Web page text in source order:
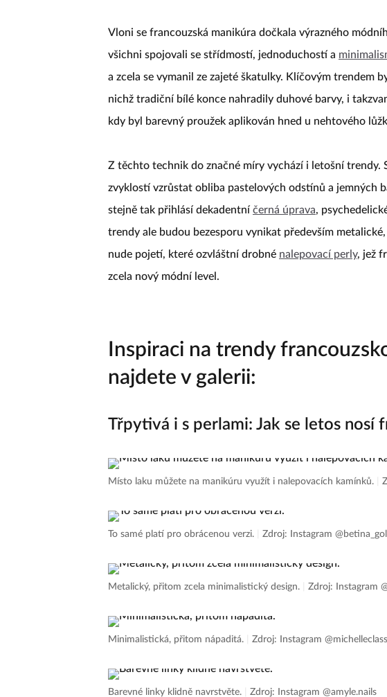
Vloni se francouzská manikúra dočkala výrazného
všichni spojovali se střídmostí, jednoduchostí a
a zcela se vymanil ze zajeté škatulky. Klíčovým trendem
nichž tradiční bílé konce nahradily duhové barvy, i
kdy byl barevný proužek aplikován hned u nehtového
Z těchto technik do značné míry vychází i letošní trendy.
zvyklostí vzrůstat obliba pastelových odstínů a jemných
stejně tak přihlásí dekadentní černá úprava,
trendy ale budou bezesporu vynikat především
nude pojetí, které ozvláštní drobné nalepovací perly, jež
zcela nový módní level.
Inspiraci na trendy
najdete v galerii:
Třpytivá i s perlami: Jak se letos nosí
Místo laku můžete na manikúru využít i nalepovacích kamínků.
To samé platí pro obrácenou verzi. Zdroj: Instagram
Metalický, přitom zcela minimalistický design. Zdroj: Instagram
Minimalistická, přitom nápaditá. Zdroj: Instagram
Barevné linky klidně navrstvěte. Zdroj: Instagram @amyle.nails